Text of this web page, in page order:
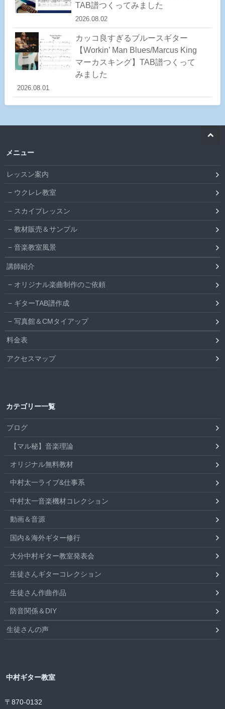
TAB譜つくってみました
2026.08.02
カッコ良すぎるブルースギター
【Workin’ Man Blues/Marcus King
マーカスキング】TAB譜つくって
みました
2026.08.01
メニュー
レッスン案内
ウクレレ教室
スカイプレッスン
教材販売＆サンプル
音楽教室風景
講師紹介
オリジナル楽曲制作のご依頼
ギターTAB譜作成
写真館＆CMタイアップ
料金表
アクセスマップ
カテゴリー一覧
ブログ
【マル秘】音楽理論
オリジナル無料教材
中村太一ライブ&仕事系
中村太一音楽機材コレクション
動画＆音源
国内＆海外ギター修行
大分中村ギター教室発表会
生徒さんギターコレクション
生徒さん作曲作品
防音関係＆DIY
生徒さんの声
中村ギター教室
〒870-0132